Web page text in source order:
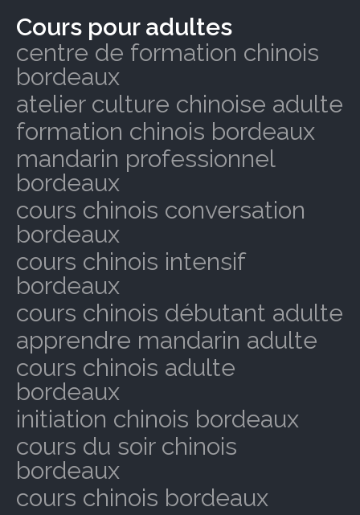
Cours pour adultes
centre de formation chinois
bordeaux
atelier culture chinoise adulte
formation chinois bordeaux
mandarin professionnel
bordeaux
cours chinois conversation
bordeaux
cours chinois intensif
bordeaux
cours chinois débutant adulte
apprendre mandarin adulte
cours chinois adulte
bordeaux
initiation chinois bordeaux
cours du soir chinois
bordeaux
cours chinois bordeaux